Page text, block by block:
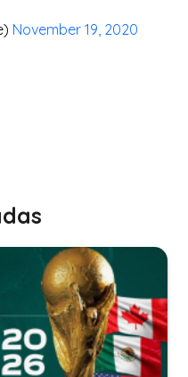
November 19, 2020